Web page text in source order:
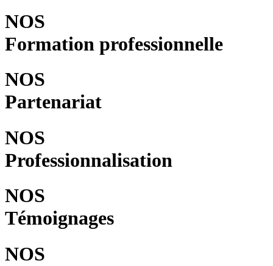
NOS
Formation professionnelle
NOS
Partenariat
NOS
Professionnalisation
NOS
Témoignages
NOS